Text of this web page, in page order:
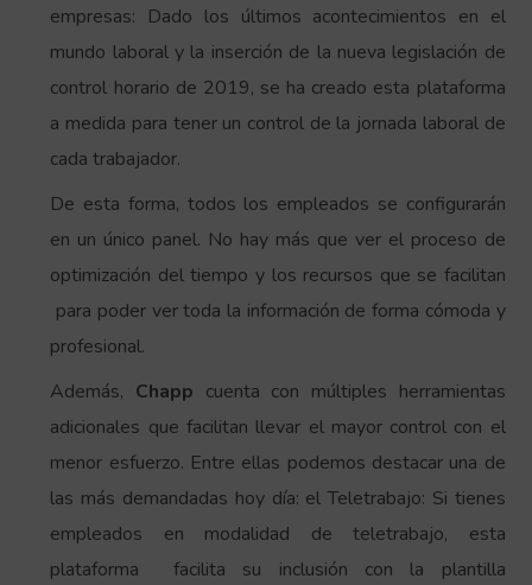
empresas: Dado los últimos acontecimientos en el
mundo laboral y la inserción de la nueva legislación de
control horario de 2019, se ha creado esta plataforma
a medida para tener un control de la jornada laboral de
cada trabajador.
De esta forma, todos los empleados se configurarán
en un único panel. No hay más que ver el proceso de
optimización del tiempo y los recursos que se facilitan
para poder ver toda la información de forma cómoda y
profesional.
Además, Chapp cuenta con múltiples herramientas
adicionales que facilitan llevar el mayor control con el
menor esfuerzo. Entre ellas podemos destacar una de
las más demandadas hoy día: el Teletrabajo: Si tienes
empleados en modalidad de teletrabajo, esta
plataforma facilita su inclusión con la plantilla